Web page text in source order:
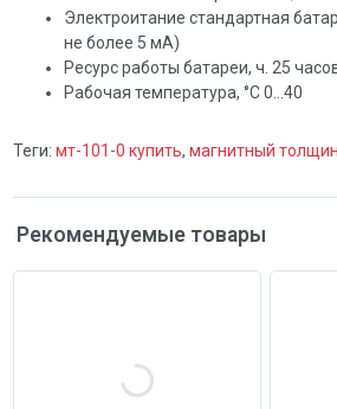
Электроитание стандартная
не более 5 мА)
Ресурс работы батареи, ч. 25
Рабочая температура, °C 0…40
Теги: мт-101-0 купить, магнитный
Рекомендуемые товары